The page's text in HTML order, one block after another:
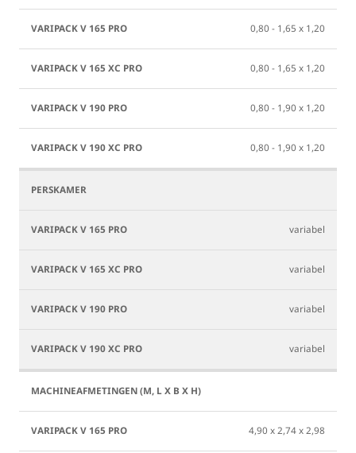
V 165
Pro
V 165 XC
V 190
Pro
V 190 XC
Pro
0,80 - 1,65 x 1,20
0,80 - 1,65 x 1,20
0,80 - 1,90 x 1,20
0,80 - 1,90 x 1,20
variabel
variabel
variabel
variabel
4,90 x 2,74 x 2,98